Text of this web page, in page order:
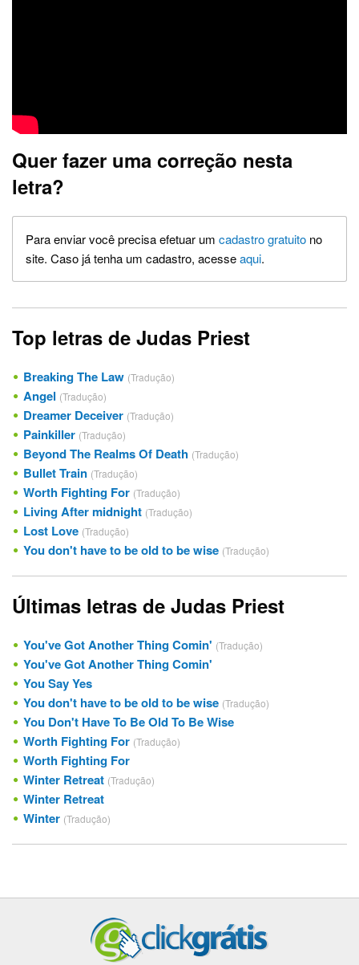
Quer fazer uma correção nesta
letra?
Para enviar você precisa efetuar um cadastro gratuito no
site. Caso já tenha um cadastro, acesseaqui.
Top letras de Judas Priest
Breaking The Law (Tradução)
Angel (Tradução)
Dreamer Deceiver (Tradução)
Painkiller (Tradução)
Beyond The Realms Of Death (Tradução)
Bullet Train (Tradução)
Worth Fighting For (Tradução)
Living After midnight (Tradução)
Lost Love (Tradução)
You don't have to be old to be wise (Tradução)
Últimas letras de Judas Priest
You've Got Another Thing Comin' (Tradução)
You've Got Another Thing Comin'
You Say Yes
You don't have to be old to be wise (Tradução)
You Don't Have To Be Old To Be Wise
Worth Fighting For (Tradução)
Worth Fighting For
Winter Retreat (Tradução)
Winter Retreat
Winter (Tradução)